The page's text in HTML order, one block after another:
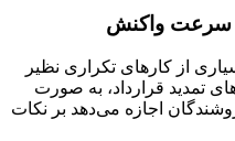
سرعت واکنش
از کارهای تکراری نظیر
تمدید قرارداد، به صورت
اجازه می‌دهد بر نکات